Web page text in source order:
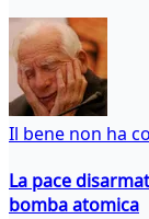
Il bene non ha
La pace
bomba atomica